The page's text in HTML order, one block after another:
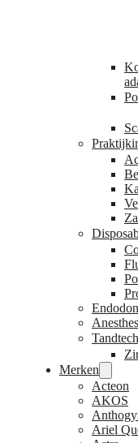
Merken
Acteon
AKOS
Ariel